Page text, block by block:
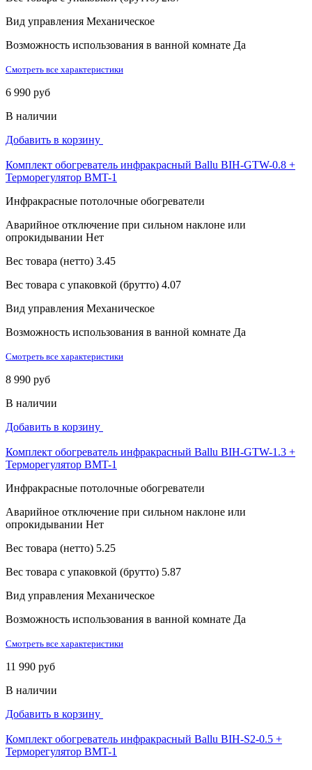
Вид управления Механическое
Возможность использования в ванной комнате Да
Смотреть все характеристики
6 990 руб
В наличии
Добавить в корзину
Комплект обогреватель инфракрасный Ballu BIH-GTW-0.8 +
Терморегулятор BMT-1
Инфракрасные потолочные обогреватели
Аварийное отключение при сильном наклоне или
опрокидывании Нет
Вес товара (нетто) 3.45
Вес товара с упаковкой (брутто) 4.07
Вид управления Механическое
Возможность использования в ванной комнате Да
Смотреть все характеристики
8 990 руб
В наличии
Добавить в корзину
Комплект обогреватель инфракрасный Ballu BIH-GTW-1.3 +
Терморегулятор BMT-1
Инфракрасные потолочные обогреватели
Аварийное отключение при сильном наклоне или
опрокидывании Нет
Вес товара (нетто) 5.25
Вес товара с упаковкой (брутто) 5.87
Вид управления Механическое
Возможность использования в ванной комнате Да
Смотреть все характеристики
11 990 руб
В наличии
Добавить в корзину
Комплект обогреватель инфракрасный Ballu BIH-S2-0.5 +
Терморегулятор BMT-1